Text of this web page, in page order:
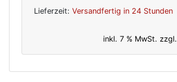
Lieferzeit: Versandfertig in 24 Stunden
inkl. 7 % MwSt. zzgl.